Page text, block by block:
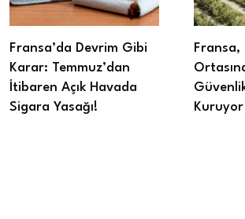
Fransa’da Devrim Gibi
Karar: Temmuz’dan
İtibaren Açık Havada
Sigara Yasağı!
Fransa,
Kuruyor